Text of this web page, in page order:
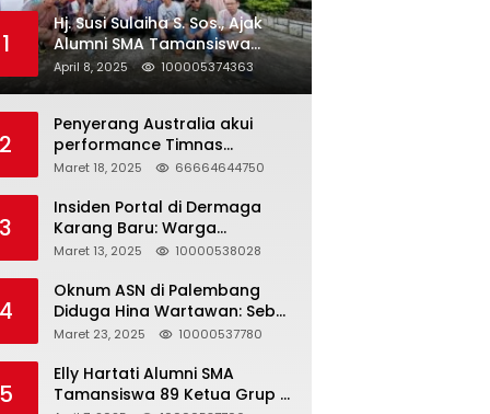
1
Hj. Susi Sulaiha S. Sos., Ajak
Alumni SMA Tamansiswa
Palembang Angkatan 91 Halal
Bihalal
April 8, 2025 100005374363
2
Penyerang Australia akui
performance Timnas
Indonesia
Maret 18, 2025 66664644750
3
Insiden Portal di Dermaga
Karang Baru: Warga
Klarifikasi dan Kritik
Akurat
Maret 13, 2025 10000538028
4
Oknum ASN di Palembang
Diduga Hina Wartawan: Sebut
Profesi Jurnalis Hanya
Berujung Dugaan
Pelanggaran UU ITE!
Maret 23, 2025 10000537780
5
Elly Hartati Alumni SMA
Tamansiswa 89 Ketua Grup S